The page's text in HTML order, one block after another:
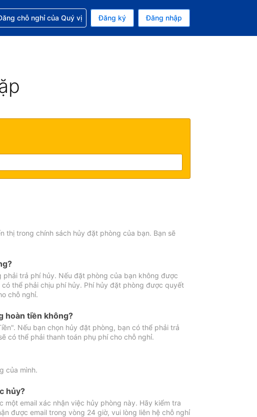
Loại tiền tệ hiện tại của bạn là Đồng
của bạn. Ngôn ngữ hiện tại của bạn là Tiếng Việt
trợ giúp với đặt chỗ
chỗ nghỉ của Quý vị Đăng ký Đăng nhập
thị trong chính sách hủy đặt phòng của bạn. Bạn sẽ
trả phí hủy. Nếu đặt phòng của bạn không được
thể phải chịu phí hủy. Phí hủy đặt phòng được quyết
chỗ nghỉ.
hoàn tiền không?
Nếu bạn chọn hủy đặt phòng, bạn có thể phải trả
có thể phải thanh toán phụ phí cho chỗ nghỉ.
của mình.
hủy?
email xác nhận việc hủy phòng này. Hãy kiểm tra
được email trong vòng 24 giờ, vui lòng liên hệ chỗ nghỉ